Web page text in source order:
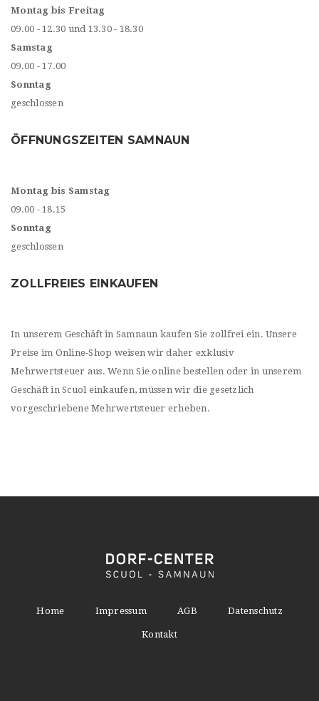
Montag bis Freitag
09.00 - 12.30 und 13.30 - 18.30
Samstag
09.00 - 17.00
Sonntag
geschlossen
ÖFFNUNGSZEITEN SAMNAUN
Montag bis Samstag
09.00 - 18.15
Sonntag
geschlossen
ZOLLFREIES EINKAUFEN
In unserem Geschäft in Samnaun kaufen Sie zollfrei ein. Unsere
Preise im Online-Shop weisen wir daher exklusiv
Mehrwertsteuer aus. Wenn Sie online bestellen oder in unserem
Geschäft in Scuol einkaufen, müssen wir die gesetzlich
vorgeschriebene Mehrwertsteuer erheben.
Home Impressum AGB Datenschutz
Kontakt